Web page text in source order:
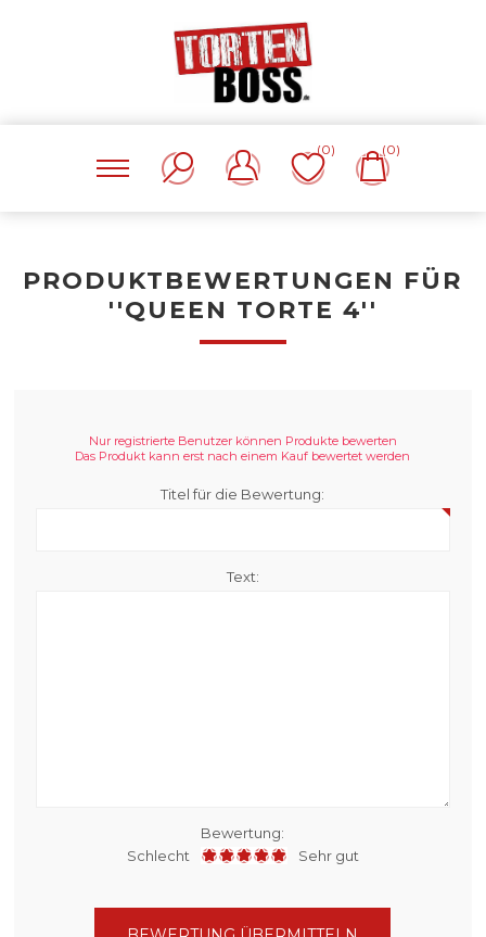
(0) (0)
PRODUKTBEWERTUNGEN FÜR
QUEEN TORTE 4
Nur registrierte Benutzer können Produkte bewerten
Das Produkt kann erst nach einem Kauf bewertet werden
Titel für die Bewertung:
Text:
Bewertung:
Schlecht
Sehr gut